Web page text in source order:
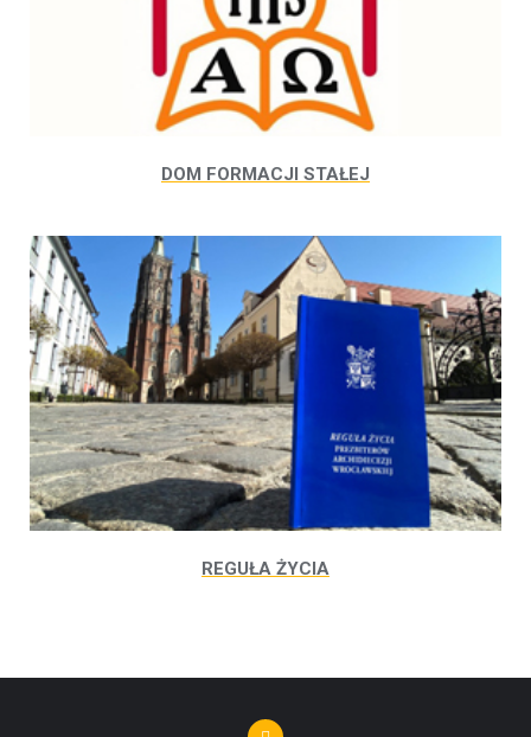
DOM FORMACJI STAŁEJ
REGUŁA ŻYCIA